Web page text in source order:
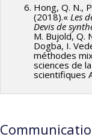
Hong, Q. N.,
(2018).« Les
Devis de
M. Bujold, Q.
Dogba, I.
méthodes
sciences de
scientifiques